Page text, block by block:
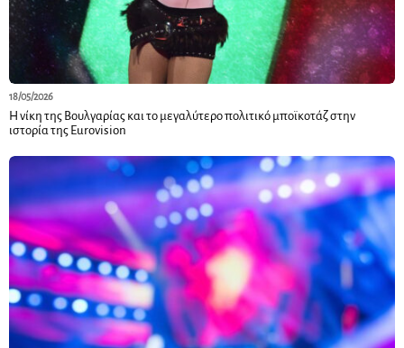
18/05/2026
Η νίκη της Βουλγαρίας και το μεγαλύτερο πολιτικό μποϊκοτάζ στην
ιστορία της Eurovision